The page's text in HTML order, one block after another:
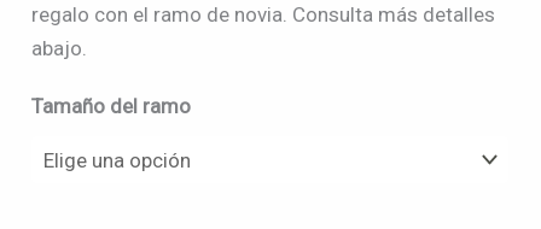
regalo con el ramo de novia. Consulta más detalles
abajo.
Tamaño del ramo